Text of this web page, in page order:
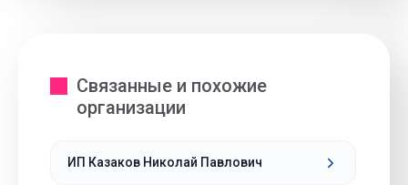
Связанные и похожие
организации
ИП Казаков Николай Павлович